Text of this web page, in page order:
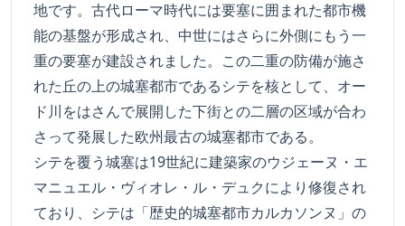
地です。古代ローマ時代には要塞に囲まれた都市機
能の基盤が形成され、中世にはさらに外側にもう一
重の要塞が建設されました。この二重の防備が施さ
れた丘の上の城塞都市であるシテを核として、オー
ド川をはさんで展開した下街との二層の区域が合わ
さって発展した欧州最古の城塞都市である。
シテを覆う城塞は19世紀に建築家のウジェーヌ・エ
マニュエル・ヴィオレ・ル・デュクにより修復され
ており、シテは「歴史的城塞都市カルカソンヌ」の